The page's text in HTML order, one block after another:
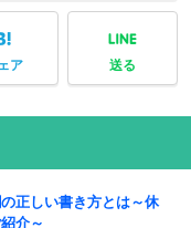
ア 送る
正しい書き方とは～休
介～